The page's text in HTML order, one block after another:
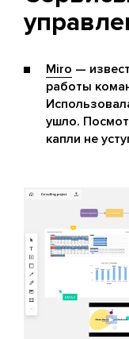
Miro —
работы
ушло.
капли не